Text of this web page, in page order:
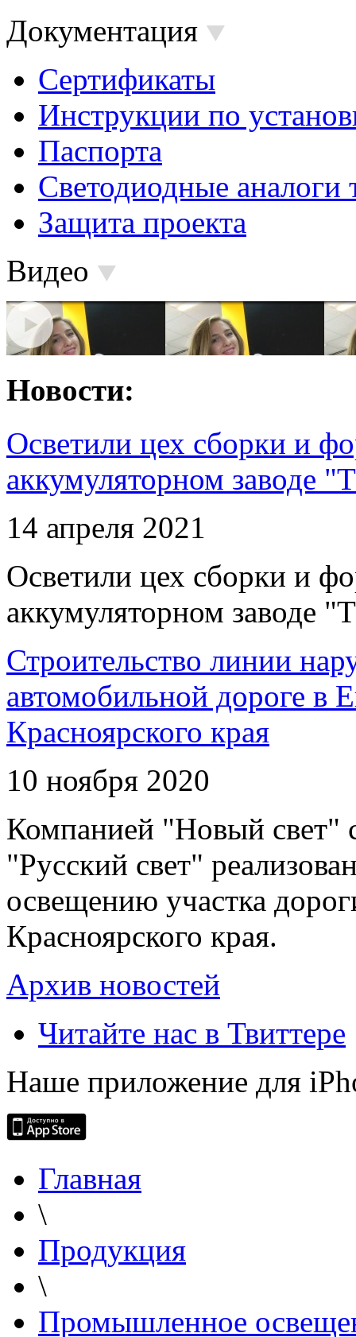
Документация
Сертификаты
Инструкции по
Паспорта
Светодиодные аналоги
Защита проекта
Видео
Новости:
Осветили цех сборки и
аккумуляторном заводе
14 апреля 2021
Осветили цех сборки и
аккумуляторном заводе
Строительство линии
автомобильной дороге в
Красноярского края
10 ноября 2020
Компанией "Новый свет"
"Русский свет"
освещению участка
Красноярского края.
Архив новостей
Читайте нас в Твиттере
Наше приложение для
Главная
\
Продукция
\
Промышленное